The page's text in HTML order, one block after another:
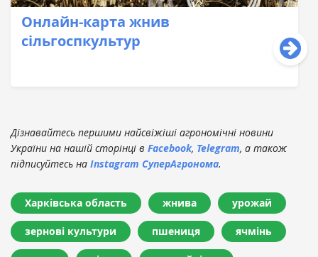
Онлайн-карта жнив
сільгоспкультур
Дізнавайтесь першими найсвіжіші агрономічні новини
України на нашій сторінці в Facebook, Telegram, а також
підписуйтесь на Instagram СуперАгронома.
Харківська область жнива урожай
зернові культури пшениця ячмінь